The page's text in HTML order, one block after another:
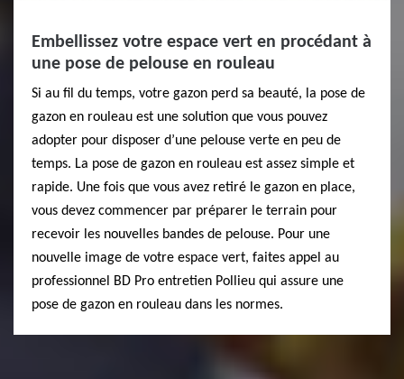
Embellissez votre espace vert en procédant à
une pose de pelouse en rouleau
Si au fil du temps, votre gazon perd sa beauté, la pose de
gazon en rouleau est une solution que vous pouvez
adopter pour disposer d’une pelouse verte en peu de
temps. La pose de gazon en rouleau est assez simple et
rapide. Une fois que vous avez retiré le gazon en place,
vous devez commencer par préparer le terrain pour
recevoir les nouvelles bandes de pelouse. Pour une
nouvelle image de votre espace vert, faites appel au
professionnel BD Pro entretien Pollieu qui assure une
pose de gazon en rouleau dans les normes.